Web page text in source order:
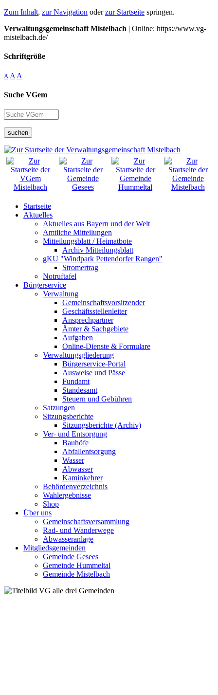
Zum Inhalt, zur Navigation oderzur Startseite springen.
Verwaltungsgemeinschaft Mistelbach | Online: https://www.vg-
mistelbach.de/
Schriftgröße
A A A
Suche VGem
suchen
Startseite
Aktuelles
Aktuelles aus Bayern und der Welt
Amtliche Mitteilungen
Mitteilungsblatt / Heimatbote
Archiv Mitteilungsblatt
gKU "Windpark Pettendorfer Rangen"
Stromertrag
Notruftafel
Bürgerservice
Verwaltung
Gemeinschaftsvorsitzender
Geschäftsstellenleiter
Ansprechpartner
Ämter & Sachgebiete
Aufgaben
Online-Dienste & Formulare
Verwaltungsgliederung
Bürgerservice-Portal
Ausweise und Pässe
Fundamt
Standesamt
Steuern und Gebühren
Satzungen
Sitzungsberichte
Sitzungsberichte (Archiv)
Ver- und Entsorgung
Bauhöfe
Abfallentsorgung
Wasser
Abwasser
Kaminkehrer
Behördenverzeichnis
Wahlergebnisse
Shop
Über uns
Gemeinschaftsversammlung
Rad- und Wanderwege
Abwasseranlage
Mitgliedsgemeinden
Gemeinde Gesees
Gemeinde Hummeltal
Gemeinde Mistelbach